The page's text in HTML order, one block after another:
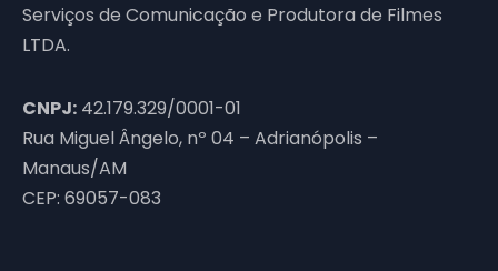
Serviços de Comunicação e Produtora de Filmes
LTDA.
CNPJ: 42.179.329/0001-01
Rua Miguel Ângelo, nº 04 – Adrianópolis –
Manaus/AM
CEP: 69057-083